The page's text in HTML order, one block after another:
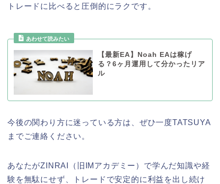
トレードに比べると圧倒的にラクです。
あわせて読みたい
【最新EA】Noah EAは稼げ
る？6ヶ月運用して分かったリア
ル
今後の関わり方に迷っている方は、ぜひ一度TATSUYA
までご連絡ください。
あなたがZINRAI（旧IMアカデミー）で学んだ知識や経
験を無駄にせず、トレードで安定的に利益を出し続け